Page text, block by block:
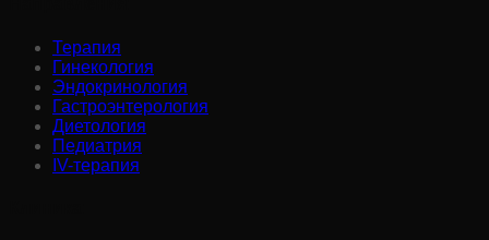
Терапия
Гинекология
Эндокринология
Гастроэнтерология
Диетология
Педиатрия
IV-терапия